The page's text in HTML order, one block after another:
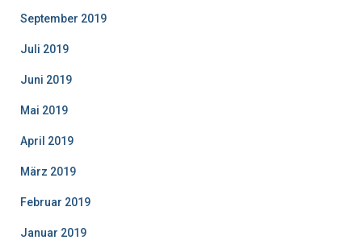
September 2019
Juli 2019
Juni 2019
Mai 2019
April 2019
März 2019
Februar 2019
Januar 2019